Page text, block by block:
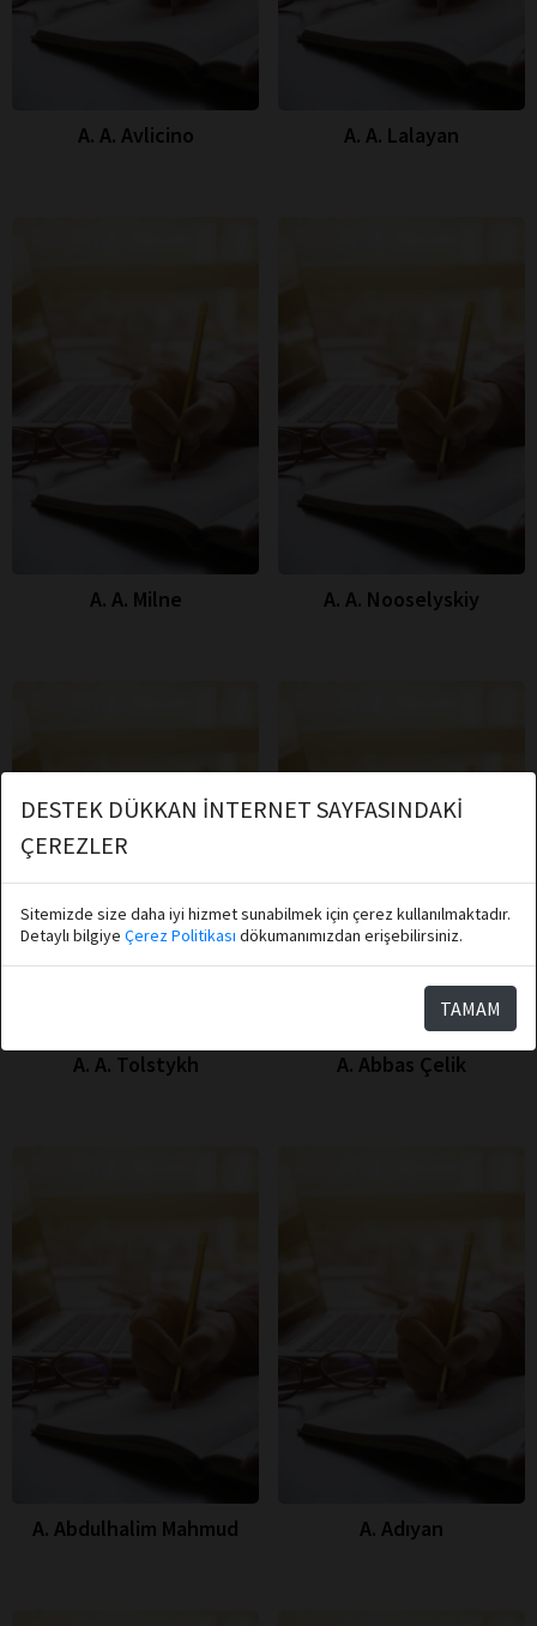
A. A. Avlicino A. A. Lalayan
A. A. Milne A. A. Nooselyskiy
A. A. Tolstykh A. Abbas Çelik
A. Abdulhalim Mahmud A. Adıyan
DESTEK DÜKKAN İNTERNET SAYFASINDAKİ
ÇEREZLER
Sitemizde size daha iyi hizmet sunabilmek için çerez kullanılmaktadır.
Detaylı bilgiye Çerez Politikası dökumanımızdan erişebilirsiniz.
TAMAM